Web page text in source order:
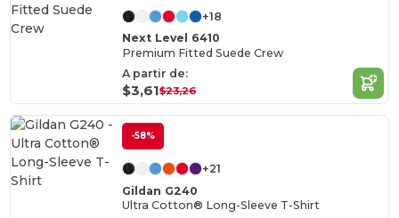
+18
Next Level 6410
Premium Fitted Suede Crew
A partir de:
$3,61$23,26
-58%
+21
Gildan G240
Ultra Cotton® Long-Sleeve T-Shirt